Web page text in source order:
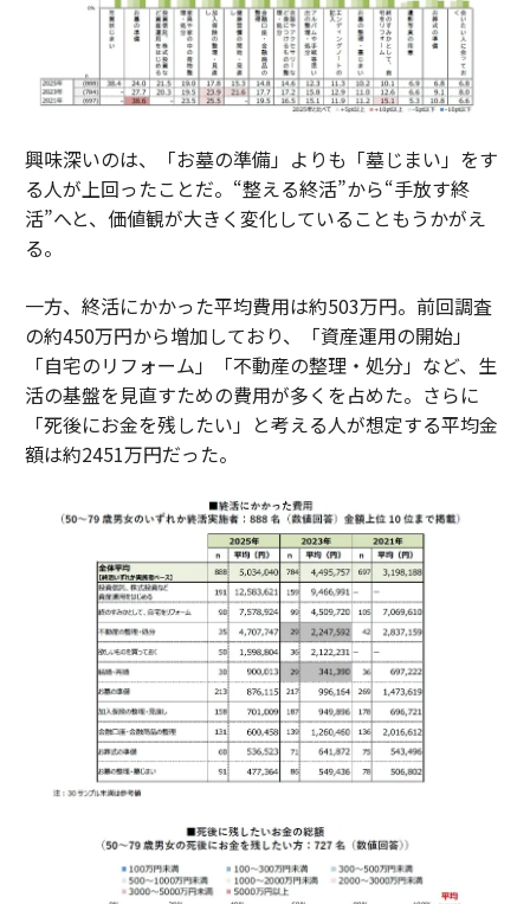
興味深いのは、「お墓の準備」よりも「墓じまい」をす
る人が上回ったことだ。“整える終活”から“手放す終
活”へと、価値観が大きく変化していることもうかがえ
る。
一方、終活にかかった平均費用は約503万円。前回調査
の約450万円から増加しており、「資産運用の開始」
「自宅のリフォーム」「不動産の整理・処分」など、生
活の基盤を見直すための費用が多くを占めた。さらに
「死後にお金を残したい」と考える人が想定する平均金
額は約2451万円だった。